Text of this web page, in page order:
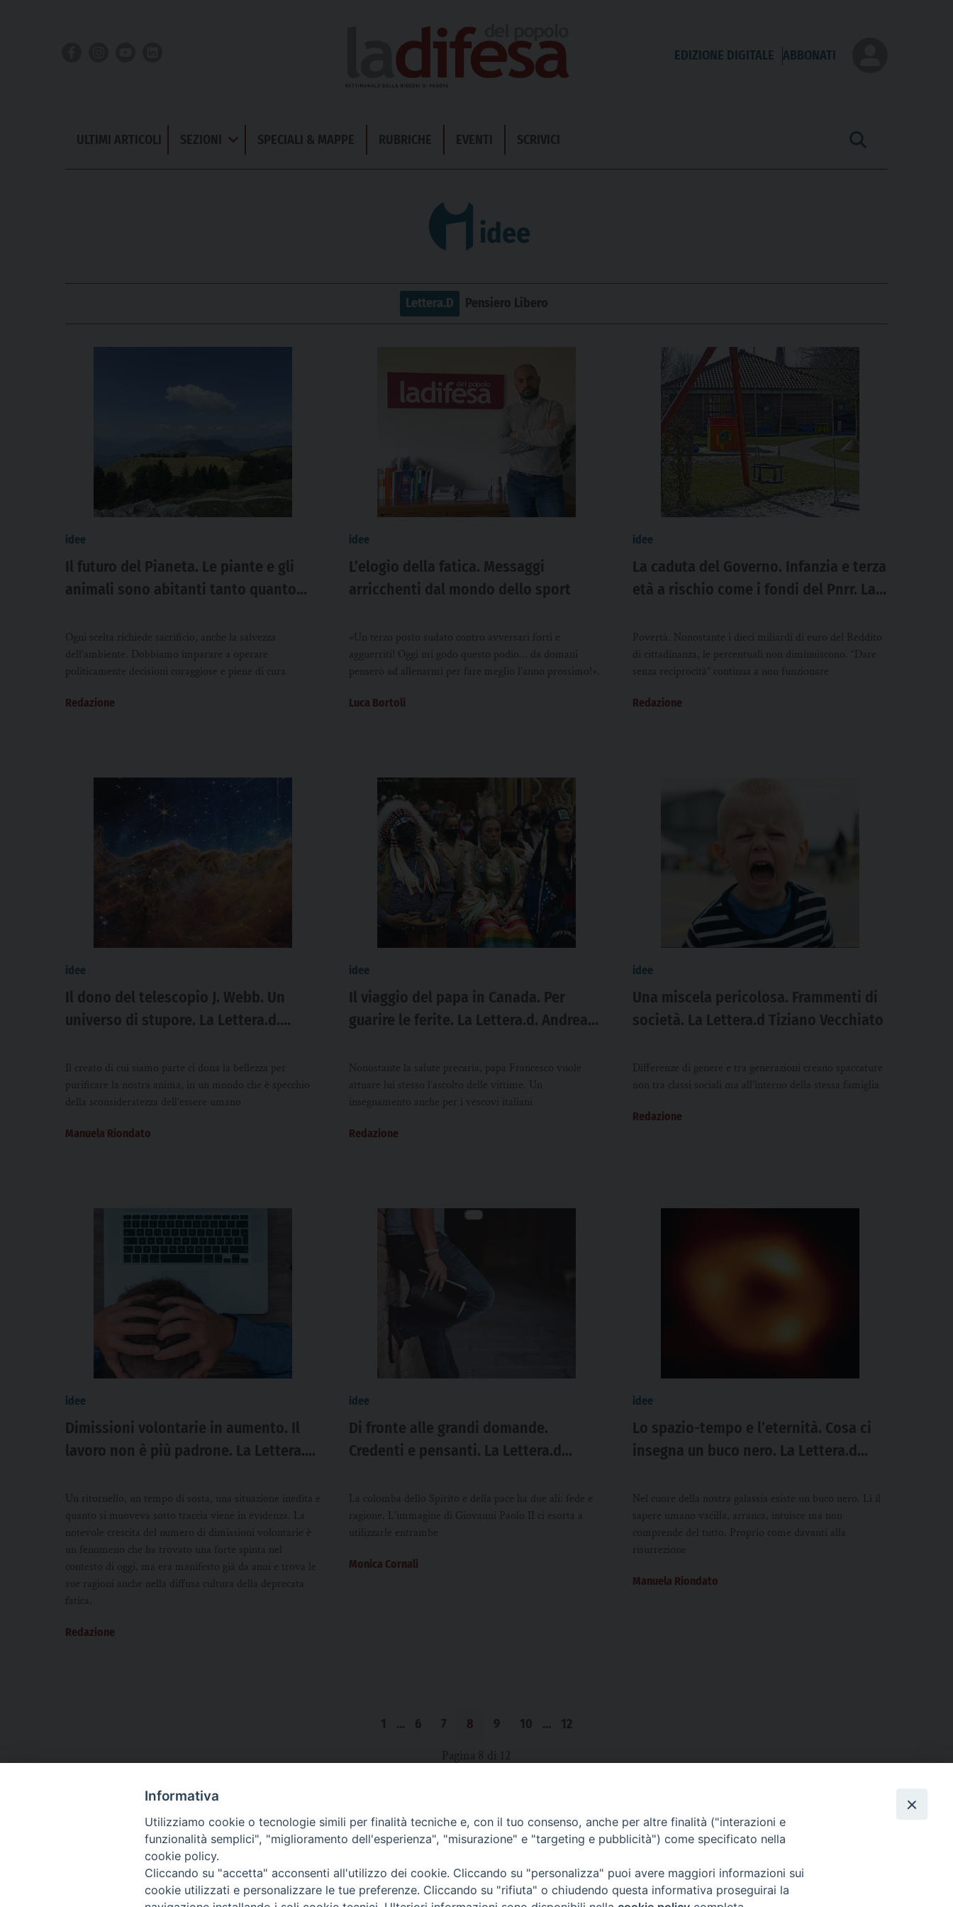
EDIZIONE DIGITALE ABBONATI
ULTIMI ARTICOLI SEZIONI
Apri
Menu
SPECIALI & MAPPE RUBRICHE EVENTI SCRIVICI
idee
Lettera.D Pensiero Libero
idee
Il futuro del Pianeta. Le piante e gli
animali sono abitanti tanto quanto
Ogni scelta richiede sacrificio, anche la salvezza
dell’ambiente. Dobbiamo imparare a operare
politicamente decisioni coraggiose e piene di cura
Redazione
idee
L’elogio della fatica. Messaggi
arricchenti dal mondo dello sport
«Un terzo posto sudato contro avversari forti e
agguerriti! Oggi mi godo questo podio… da domani
penserò ad allenarmi per fare meglio l’anno prossimo!».
Luca Bortoli
idee
La caduta del Governo. Infanzia e terza
età a rischio come i fondi del Pnrr. La
Povertà. Nonostante i dieci miliardi di euro del Reddito
di cittadinanza, le percentuali non diminuiscono. “Dare
senza reciprocità” continua a non funzionare
Redazione
idee
Il dono del telescopio J. Webb. Un
universo di stupore. La Lettera.d.
Il creato di cui siamo parte ci dona la bellezza per
purificare la nostra anima, in un mondo che è specchio
della sconsideratezza dell’essere umano
Manuela Riondato
idee
Il viaggio del papa in Canada. Per
guarire le ferite. La Lettera.d. Andrea
Nonostante la salute precaria, papa Francesco vuole
attuare lui stesso l’ascolto delle vittime. Un
insegnamento anche per i vescovi italiani
Redazione
idee
Una miscela pericolosa. Frammenti di
società. La Lettera.d Tiziano Vecchiato
Differenze di genere e tra generazioni creano spaccature
non tra classi sociali ma all’interno della stessa famiglia
Redazione
idee
Dimissioni volontarie in aumento. Il
lavoro non è più padrone. La Lettera.d.
Un ritornello, un tempo di sosta, una situazione inedita e
quanto si muoveva sotto traccia viene in evidenza. La
notevole crescita del numero di dimissioni volontarie è
un fenomeno che ha trovato una forte spinta nel
contesto di oggi, ma era manifesto già da anni e trova le
sue ragioni anche nella diffusa cultura della deprecata
fatica.
Redazione
idee
Di fronte alle grandi domande.
Credenti e pensanti. La Lettera.d
La colomba dello Spirito e della pace ha due ali: fede e
ragione. L’immagine di Giovanni Paolo II ci esorta a
utilizzarle entrambe
Monica Cornali
idee
Lo spazio-tempo e l’eternità. Cosa ci
insegna un buco nero. La Lettera.d
Nel cuore della nostra galassia esiste un buco nero. Lì il
sapere umano vacilla, arranca, intuisce ma non
comprende del tutto. Proprio come davanti alla
risurrezione
Manuela Riondato
1 … 6 7 8 9 10 … 12
Pagina 8 di 12
AMMINISTRAZIONE TRASPARENTE SCRIVICI
Informativa
Utilizziamo cookie o tecnologie simili per finalità tecniche e, con il tuo consenso, anche per altre finalità ("interazioni e
funzionalità semplici", "miglioramento dell'esperienza", "misurazione" e "targeting e pubblicità") come specificato nella
cookie policy.
Cliccando su "accetta" acconsenti all'utilizzo dei cookie. Cliccando su "personalizza" puoi avere maggiori informazioni sui
cookie utilizzati e personalizzare le tue preferenze. Cliccando su "rifiuta" o chiudendo questa informativa proseguirai la